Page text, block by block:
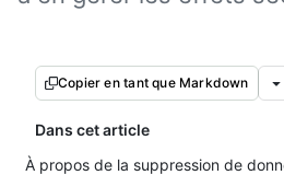
Copier en tant que Markdown
Dans cet article
À propos de la suppression de